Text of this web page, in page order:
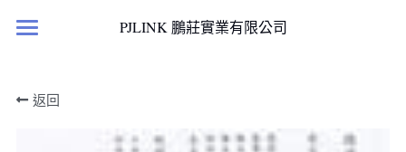
PJLINK 鵬莊實業有限公司
產品櫥窗
滅菌淨化產品
返回
部落格分類
所有博客分類